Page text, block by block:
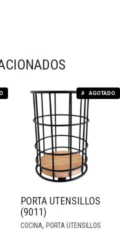
AGOTADO
AGOTADO
PORTA UTENSILLOS
(9011)
COCINA, PORTA UTENSILLOS